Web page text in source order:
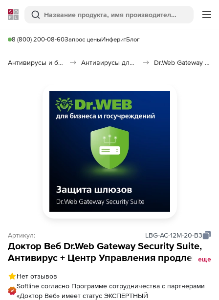
Softline
Поиск
8 (800) 200-08-60Запрос ценыИнферитБлог
Антивирусы и безопасность Антивирусы для организаций Dr.Web Gateway Security Suite
Артикул: LBG-AC-12M-20-B3
Доктор Веб Dr.Web Gateway Security Suite,
Антивирус + Центр Управления продление
еще
Нет отзывов
Softline согласно Программе сотрудничества с партнерами
«Доктор Веб» имеет статус ЭКСПЕРТНЫЙ